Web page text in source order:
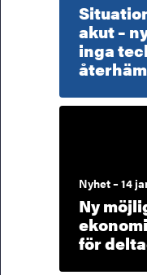
akut –
inga
Nyhet – 14
Ny
för